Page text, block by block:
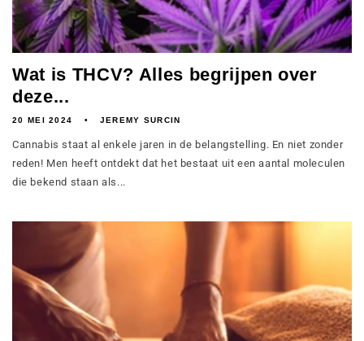
Wat is THCV? Alles begrijpen over
deze...
20 MEI 2024 JEREMY SURCIN
Cannabis staat al enkele jaren in de belangstelling. En niet zonder
reden! Men heeft ontdekt dat het bestaat uit een aantal moleculen
die bekend staan als...